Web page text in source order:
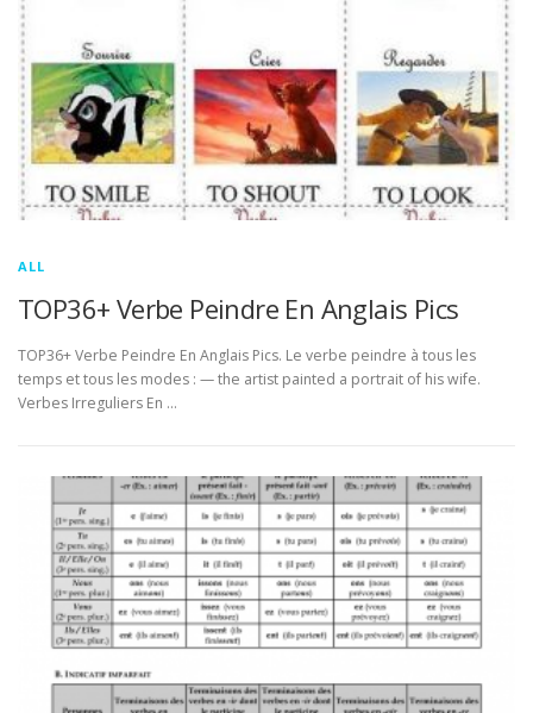
ALL
TOP36+ Verbe Peindre En Anglais Pics
TOP36+ Verbe Peindre En Anglais Pics. Le verbe peindre à tous les
temps et tous les modes : — the artist painted a portrait of his wife.
Verbes Irreguliers En …